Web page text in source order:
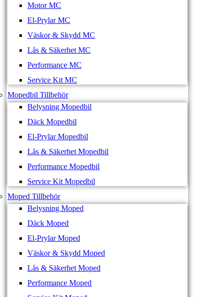
Motor MC
El-Prylar MC
Väskor & Skydd MC
Lås & Säkerhet MC
Performance MC
Service Kit MC
Mopedbil Tillbehör
Belysning Mopedbil
Däck Mopedbil
El-Prylar Mopedbil
Lås & Säkerhet Mopedbil
Performance Mopedbil
Service Kit Mopedbil
Moped Tillbehör
Belysning Moped
Däck Moped
El-Prylar Moped
Väskor & Skydd Moped
Lås & Säkerhet Moped
Performance Moped